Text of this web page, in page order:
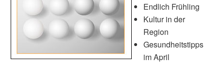
Endlich Frühling
Kultur in der
Region
Gesundheitstipps
im April